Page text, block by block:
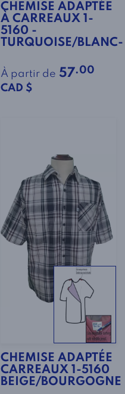
CHEMISE ADAPTÉE
À CARREAUX 1-
5160 -
TURQUOISE/BLANC-
À partir de 57.00
CAD $
CHEMISE ADAPTÉE
CARREAUX 1-5160
BEIGE/BOURGOGNE